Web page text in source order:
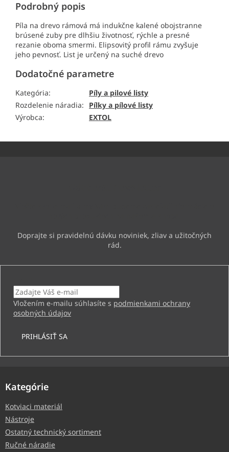
Podrobný popis
Píla na drevo rámová má indukčne kalené obojstranne
brúsené zuby pre dlhšiu životnosť, rýchle a presné
rezanie oboma smermi. Elipsovitý profil rámu zvyšuje
jeho pevnosť. List je určený na suché drevo
Dodatočné parametre
Kategória:
Píly a pilové listy
Rozdelenie náradia:
Pílky a pílové listy
Výrobca: EXTOL
Vložením e-mailu súhlasíte s podmienkami ochrany
osobných údajov
PRIHLÁSIŤ SA
Kategórie
Kotviaci materiál
Nástroje
Ostatný technický sortiment
Ručné náradie